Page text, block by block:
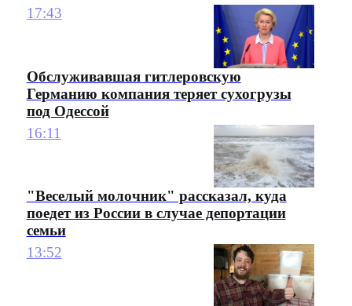
17:43
Обслуживавшая гитлеровскую
Германию компания теряет сухогрузы
под Одессой
16:11
"Веселый молочник" рассказал, куда
поедет из России в случае депортации
семьи
13:52